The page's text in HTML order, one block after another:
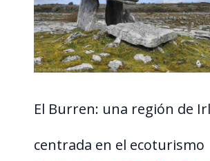
El Burren: una región de
centrada en el ecoturismo